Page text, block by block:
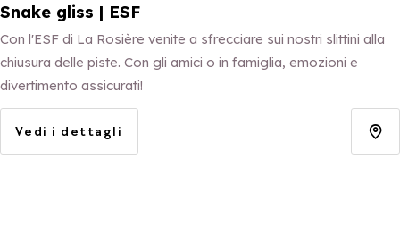
Snake gliss | ESF
Con l'ESF di La Rosière venite a sfrecciare sui nostri slittini alla
chiusura delle piste. Con gli amici o in famiglia, emozioni e
divertimento assicurati!
Vedi i dettagli